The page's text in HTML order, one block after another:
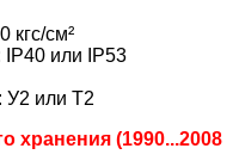
кгс/см²
или IP53
У2 или Т2
хранения (1990...2008